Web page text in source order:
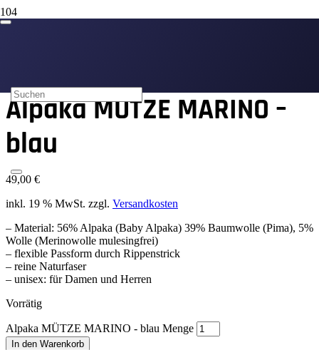
Alpaka MÜTZE MARINO –
blau
49,00 €
inkl. 19 % MwSt. zzgl. Versandkosten
– Material: 56% Alpaka (Baby Alpaka) 39% Baumwolle (Pima), 5%
Wolle (Merinowolle mulesingfrei)
– flexible Passform durch Rippenstrick
– reine Naturfaser
– unisex: für Damen und Herren
Vorrätig
Alpaka MÜTZE MARINO - blau Menge
In den Warenkorb